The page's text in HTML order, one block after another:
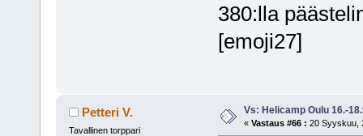
380:lla
[emoji27]
Petteri V.
Tavallinen torppari
Vs: Helicamp Oulu 16.-
« Vastaus #66 : 20 Syyskuu,